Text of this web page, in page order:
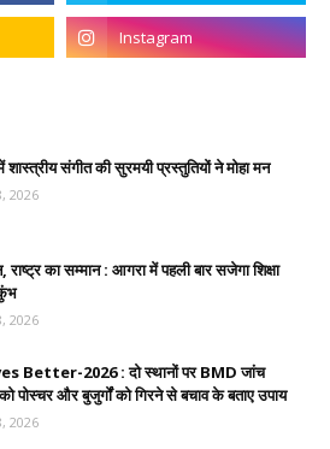
शास्त्रीय संगीत की सुरमयी प्रस्तुतियों ने मोहा मन
2026
का सम्मान : आगरा में पहली बार सजेगा शिक्षा
2026
Better-2026 : दो स्थानों पर BMD जांच
पोस्चर और बुजुर्गों को गिरने से बचाव के बताए उपाय
2026